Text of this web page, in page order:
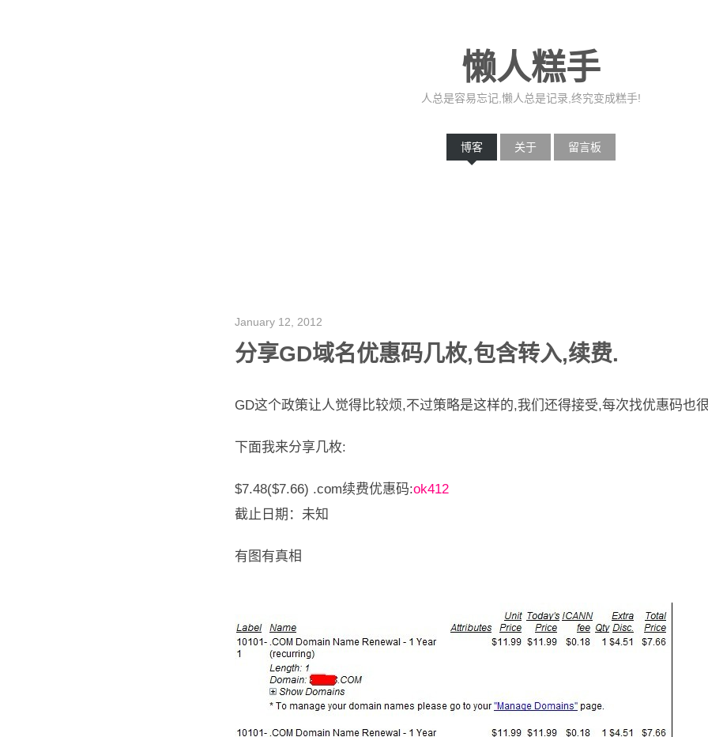
懒人糕手
人总是容易忘记,懒人总是记录,终究变成糕手!
博客 关于 留言板
January 12, 2012
分享GD域名优惠码几枚,包含转入,续费.
GD这个政策让人觉得比较烦,不过策略是这样的,我们还得接受,每次找优惠码也
下面我来分享几枚:
$7.48($7.66) .com续费优惠码:ok412
截止日期：未知
有图有真相